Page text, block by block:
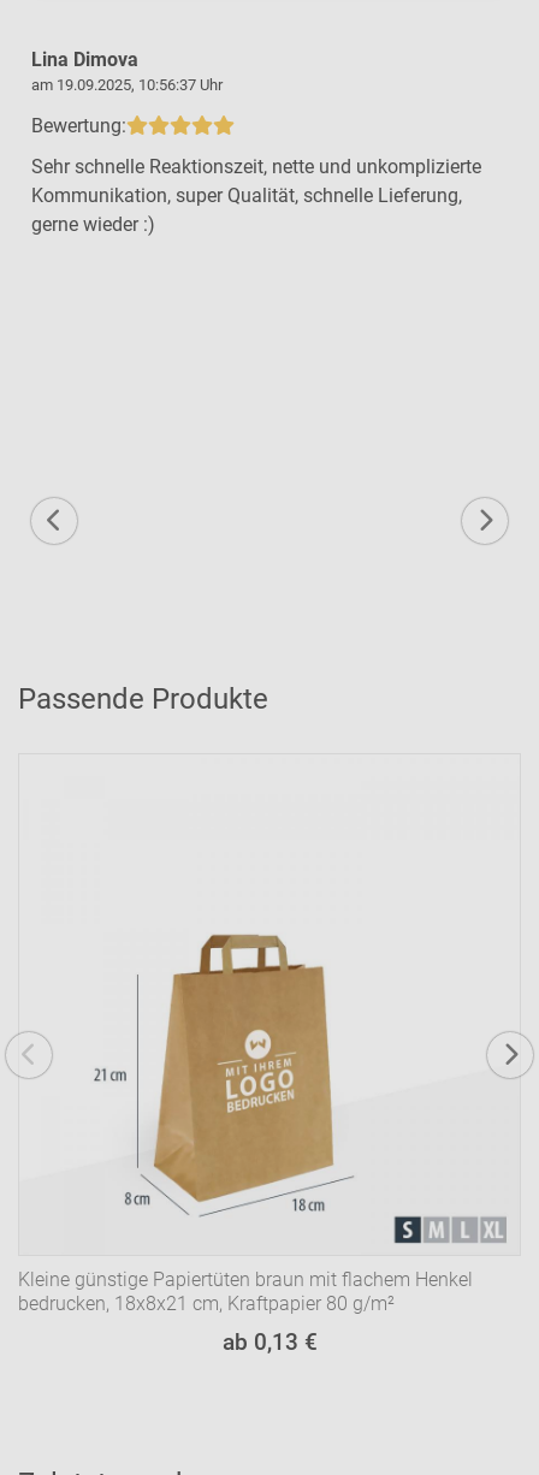
Lina Dimova
am 19.09.2025, 10:56:37 Uhr
Bewertung:
Sehr schnelle Reaktionszeit, nette und unkomplizierte
Kommunikation, super Qualität, schnelle Lieferung,
gerne wieder :)
Passende Produkte
Kleine günstige Papiertüten braun mit flachem Henkel
bedrucken, 18x8x21 cm, Kraftpapier 80 g/m²
ab 0,13 €